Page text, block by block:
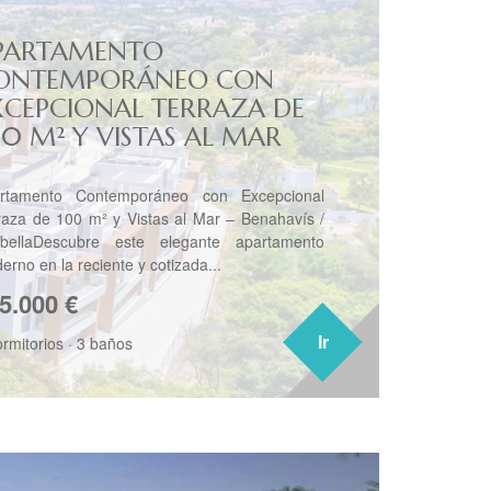
Ir
CON
TERRAZA DE
M² Y VISTAS AL MAR
Contemporáneo con Excepcional
de 100 m² y Vistas al Mar – Benahavís /
este elegante apartamento
en la reciente y cotizada...
€
· 3 baños Ir